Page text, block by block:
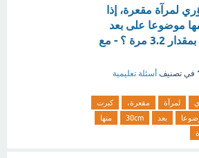
لمرآة مقعرة، إذا
موضوعا على بعد
30cm منها بمقدار 3.2 مرة ؟ - مع
في تصنيف أسئلة تعليمية
لمرآة مقعرة،
كبرت
بعد 30cm
منها